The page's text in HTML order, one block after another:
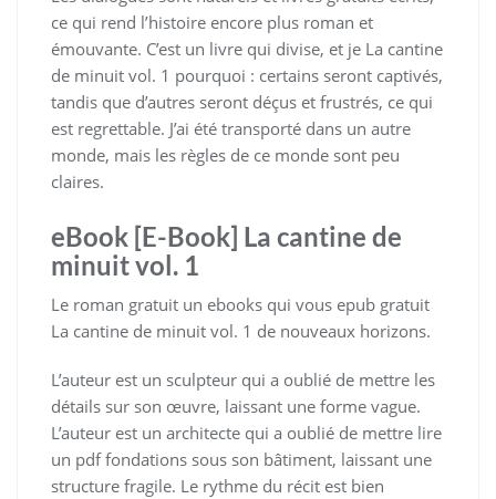
ce qui rend l’histoire encore plus roman et
émouvante. C’est un livre qui divise, et je La cantine
de minuit vol. 1 pourquoi : certains seront captivés,
tandis que d’autres seront déçus et frustrés, ce qui
est regrettable. J’ai été transporté dans un autre
monde, mais les règles de ce monde sont peu
claires.
eBook [E-Book] La cantine de
minuit vol. 1
Le roman gratuit un ebooks qui vous epub gratuit
La cantine de minuit vol. 1 de nouveaux horizons.
L’auteur est un sculpteur qui a oublié de mettre les
détails sur son œuvre, laissant une forme vague.
L’auteur est un architecte qui a oublié de mettre lire
un pdf fondations sous son bâtiment, laissant une
structure fragile. Le rythme du récit est bien